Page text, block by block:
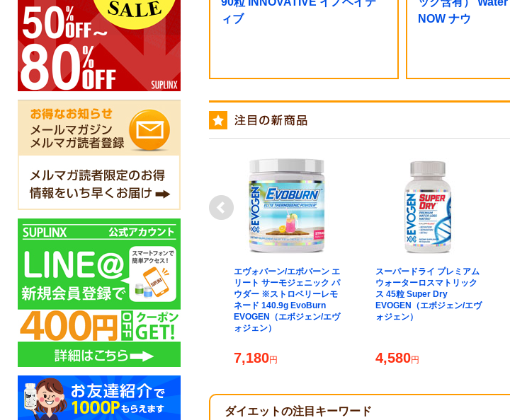
ィブ
NOW ナウ
象】カルニ
ラズベリーレ
Carnitine
ジェン/エヴ
【プレゼント対象】カルニ
ジェン リキッドカルニチン
※サワーグミ 473ml
Carnitine EVOGEN（エボ
ジェン/エヴォジェン）
4,980円
エヴォバーン/エボバーン エ
リート サーモジェニック パ
ウダー ※ストロベリーレモ
ネード 140.9g EvoBurn
EVOGEN（エボジェン/エヴ
ォジェン）
7,180円
スーパードライ プレミアム
ウォーターロスマトリック
ス 45粒 Super Dry
EVOGEN（エボジェン/エヴ
ォジェン）
4,580円
next
ダイエットの注目キーワード